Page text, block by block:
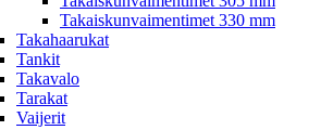
Takaiskunvaimentimet 330 mm
Takahaarukat
Tankit
Takavalo
Tarakat
Vaijerit